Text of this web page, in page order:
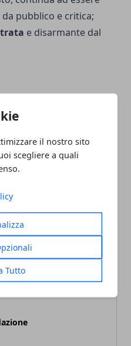
il nostro sito
scegliere a quali
Tutto
pubblico e critica;
e disarmante dal
Cobra Kai 5: Netflix rinnova
la serie, tutte le info utili